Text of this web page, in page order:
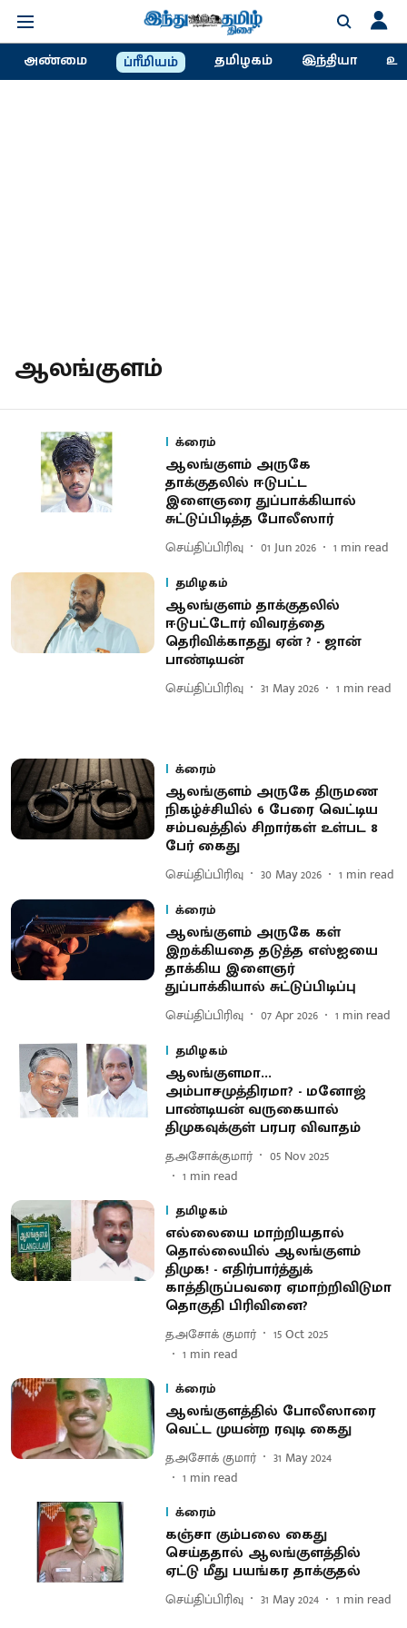
அண்மை ப்ரீமியம் தமிழகம் இந்தியா
ஆலங்குளம்
க்ரைம்
ஆலங்குளம் அருகே
தாக்குதலில் ஈடுபட்ட
இளைஞரை துப்பாக்கியால்
சுட்டுப்பிடித்த போலீஸார்
செய்திப்பிரிவு 01 Jun 2026 1 min read
தமிழகம்
ஆலங்குளம் தாக்குதலில்
ஈடுபட்டோர் விவரத்தை
தெரிவிக்காதது ஏன் ? - ஜான்
பாண்டியன்
செய்திப்பிரிவு 31 May 2026 1 min read
க்ரைம்
ஆலங்குளம் அருகே திருமண
நிகழ்ச்சியில் 6 பேரை வெட்டிய
சம்பவத்தில் சிறார்கள் உள்பட 8
பேர் கைது
செய்திப்பிரிவு 30 May 2026 1 min read
க்ரைம்
ஆலங்குளம் அருகே கள்
இறக்கியதை தடுத்த எஸ்ஐயை
தாக்கிய இளைஞர்
துப்பாக்கியால் சுட்டுப்பிடிப்பு
செய்திப்பிரிவு 07 Apr 2026 1 min read
தமிழகம்
ஆலங்குளமா...
அம்பாசமுத்திரமா? - மனோஜ்
பாண்டியன் வருகையால்
திமுகவுக்குள் பரபர விவாதம்
த.அசோக்குமார்
05 Nov 2025
1 min read
தமிழகம்
எல்லையை மாற்றியதால்
தொல்லையில் ஆலங்குளம்
திமுக! - எதிர்பார்த்துக்
காத்திருப்பவரை ஏமாற்றிவிடுமா
தொகுதி பிரிவினை?
த.அசோக் குமார்
15 Oct 2025
1 min read
க்ரைம்
ஆலங்குளத்தில் போலீஸாரை
வெட்ட முயன்ற ரவுடி கைது
த.அசோக் குமார்
31 May 2024
1 min read
க்ரைம்
கஞ்சா கும்பலை கைது
செய்ததால் ஆலங்குளத்தில்
ஏட்டு மீது பயங்கர தாக்குதல்
செய்திப்பிரிவு 31 May 2024 1 min read